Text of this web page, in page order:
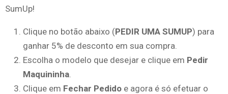
SumUp!
Clique no botão abaixo (PEDIR UMA SUMUP) para
ganhar 5% de desconto em sua compra.
Escolha o modelo que desejar e clique em Pedir
Maquininha
Clique em Fechar Pedido e agora é só efetuar o